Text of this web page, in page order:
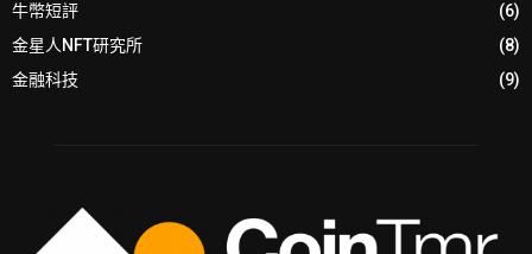
牛幣短評
(6)
金星人NFT研究所
(8)
金融科技
(9)